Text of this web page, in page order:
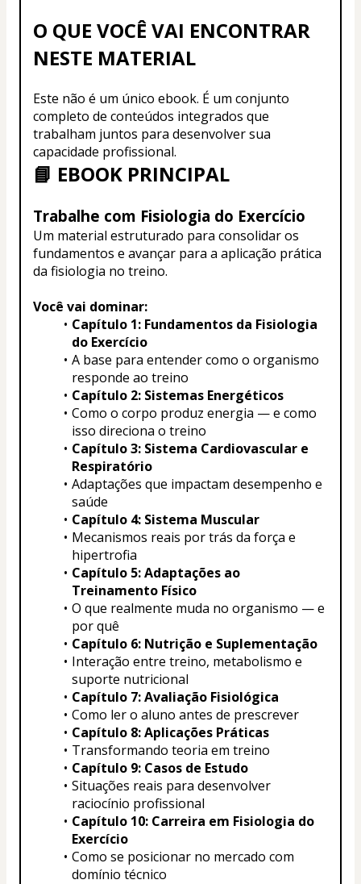
O QUE VOCÊ VAI ENCONTRAR
NESTE MATERIAL
Este não é um único ebook. É um conjunto
completo de conteúdos integrados que
trabalham juntos para desenvolver sua
capacidade profissional.
📘 EBOOK PRINCIPAL
Trabalhe com Fisiologia do Exercício
Um material estruturado para consolidar os
fundamentos e avançar para a aplicação prática
da fisiologia no treino.
Você vai dominar:
Capítulo 1: Fundamentos da Fisiologia
do Exercício
A base para entender como o organismo
responde ao treino
Capítulo 2: Sistemas Energéticos
Como o corpo produz energia — e como
isso direciona o treino
Capítulo 3: Sistema Cardiovascular e
Respiratório
Adaptações que impactam desempenho e
saúde
Capítulo 4: Sistema Muscular
Mecanismos reais por trás da força e
hipertrofia
Capítulo 5: Adaptações ao
Treinamento Físico
O que realmente muda no organismo — e
por quê
Capítulo 6: Nutrição e Suplementação
Interação entre treino, metabolismo e
suporte nutricional
Capítulo 7: Avaliação Fisiológica
Como ler o aluno antes de prescrever
Capítulo 8: Aplicações Práticas
Transformando teoria em treino
Capítulo 9: Casos de Estudo
Situações reais para desenvolver
raciocínio profissional
Capítulo 10: Carreira em Fisiologia do
Exercício
Como se posicionar no mercado com
domínio técnico